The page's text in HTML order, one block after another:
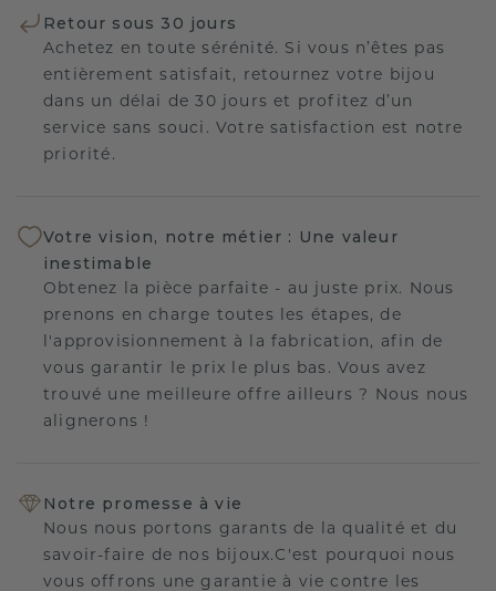
Retour sous 30 jours
Achetez en toute sérénité. Si vous n’êtes pas
entièrement satisfait, retournez votre bijou
dans un délai de 30 jours et profitez d’un
service sans souci. Votre satisfaction est notre
priorité.
Votre vision, notre métier : Une valeur
inestimable
Obtenez la pièce parfaite - au juste prix. Nous
prenons en charge toutes les étapes, de
l'approvisionnement à la fabrication, afin de
vous garantir le prix le plus bas. Vous avez
trouvé une meilleure offre ailleurs ? Nous nous
alignerons !
Notre promesse à vie
Nous nous portons garants de la qualité et du
savoir-faire de nos bijoux.C'est pourquoi nous
vous offrons une garantie à vie contre les